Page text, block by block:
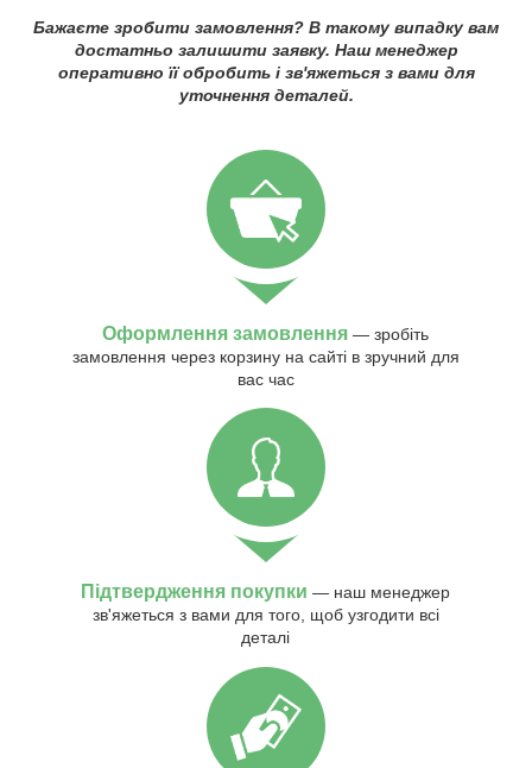
Бажаєте зробити замовлення? В такому випадку вам
достатньо залишити заявку. Наш менеджер
оперативно її обробить і зв'яжеться з вами для
уточнення деталей.
Оформлення замовлення — зробіть
замовлення через корзину на сайті в зручний для
вас час
Підтвердження покупки — наш менеджер
зв'яжеться з вами для того, щоб узгодити всі
деталі